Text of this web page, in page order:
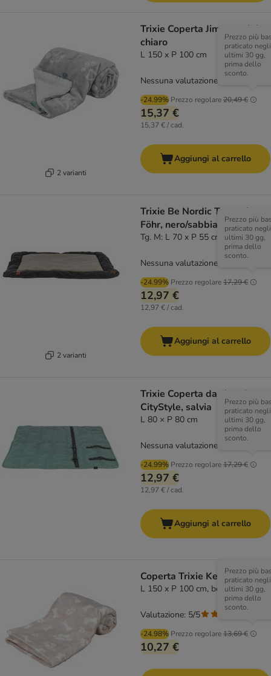
2 varianti
Trixie Coperta Jimmy, grigio
chiaro
L 150 x P 100 cm
-24.99% Prezzo regolare20,49 €
Prezzo più
praticato negli
ultimi 30 gg,
prima dello
sconto.
15,37 €
15,37 € / cad.
Nessuna valutazione
Aggiungi al carrello
2 varianti
Trixie Be Nordic Tappetino
Föhr, nero/sabbia
Tg. M: L 70 x P 55 cm
-24.99% Prezzo regolare17,29 €
Prezzo più
praticato negli
ultimi 30 gg,
prima dello
sconto.
12,97 €
12,97 € / cad.
Nessuna valutazione
Aggiungi al carrello
Trixie Coperta da viaggio
CityStyle, salvia
L 80 × P 80 cm
-24.99% Prezzo regolare17,29 €
Prezzo più
praticato negli
ultimi 30 gg,
prima dello
sconto.
12,97 €
12,97 € / cad.
Nessuna valutazione
Aggiungi al carrello
Coperta Trixie Kenny
L 150 x P 100 cm, beige
-24.98% Prezzo regolare13,69 €
Prezzo più
praticato negli
ultimi 30 gg,
prima dello
sconto.
10,27 €
Valutazione: 5/5